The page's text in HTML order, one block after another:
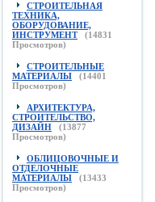
СТРОИТЕЛЬНАЯ
ТЕХНИКА,
ОБОРУДОВАНИЕ,
ИНСТРУМЕНТ
(14831
Просмотров)
СТРОИТЕЛЬНЫЕ
МАТЕРИАЛЫ
(14401
Просмотров)
АРХИТЕКТУРА,
СТРОИТЕЛЬСТВО,
ДИЗАЙН
(13877
Просмотров)
ОБЛИЦОВОЧНЫЕ И
ОТДЕЛОЧНЫЕ
МАТЕРИАЛЫ
(13433
Просмотров)